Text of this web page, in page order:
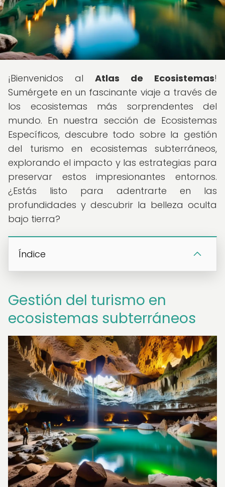
¡Bienvenidos al Atlas de Ecosistemas!
Sumérgete en un fascinante viaje a través de
los ecosistemas más sorprendentes del
mundo. En nuestra sección de Ecosistemas
Específicos, descubre todo sobre la gestión
del turismo en ecosistemas subterráneos,
explorando el impacto y las estrategias para
preservar estos impresionantes entornos.
¿Estás listo para adentrarte en las
profundidades y descubrir la belleza oculta
bajo tierra?
Índice
Gestión del turismo en
ecosistemas subterráneos